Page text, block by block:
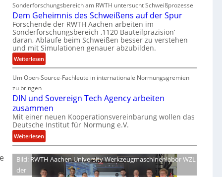
G
l
e
n
z
w
i
r
A
r
e
a
V
i
c
e
P
p
L
ü
b
e
r
n
m
M
i
x
a
l
Sonderforschungsbereich am RWTH untersucht Schweißprozesse
Dem Geheimnis des Schweißens auf der Spur
Forschende der RWTH Aachen arbeiten im
Sonderforschungsbereich ‚1120 Bauteilpräzision‘
daran, Abläufe beim Schweißen besser zu verstehen
und mit Simulationen genauer abzubilden.
Weiterlesen:
D
e
G
e
h
e
i
m
n
i
s
Um Open-Source-Fachleute in internationale Normungsgremien
zu bringen
DIN und Sovereign Tech Agency arbeiten
zusammen
Mit einer neuen Kooperationsvereinbarung wollen das
Deutsche Institut für Normung e.V.
Weiterlesen:
D
I
N
u
Bild: RWTH Aachen University Werkzeugmaschinenlabor WZL
der